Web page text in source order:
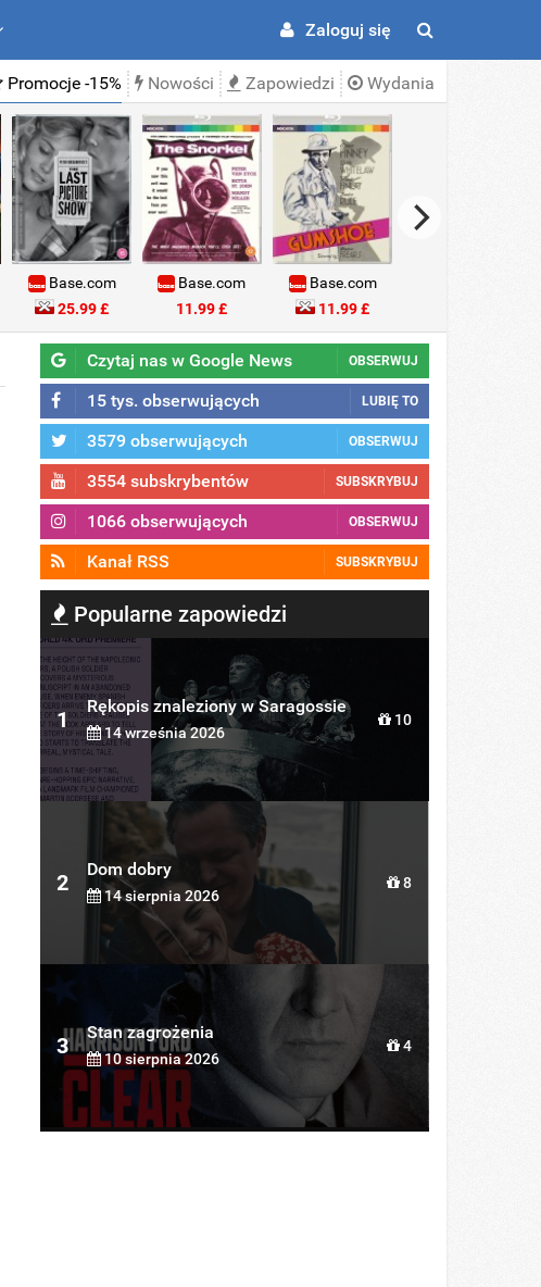
Zaloguj się
Promocje -15% Nowości Zapowiedzi Wydania
Base.com
25.99 £
Base.com
11.99 £
Base.com
11.99 £
Czytaj nas w Google News OBSERWUJ
15 tys. obserwujących LUBIĘ TO
3579 obserwujących OBSERWUJ
3554 subskrybentów SUBSKRYBUJ
1066 obserwujących OBSERWUJ
Kanał RSS SUBSKRYBUJ
Popularne zapowiedzi
1
Rękopis znaleziony w Saragossie
14 września 2026
10
2
Dom dobry
14 sierpnia 2026
8
3
Stan zagrożenia
10 sierpnia 2026
4